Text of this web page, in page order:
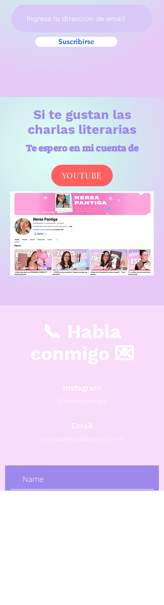
Suscribirse
Si te gustan las
charlas literarias
Te espero en mi cuenta de
YOUTUBE
📞 Habla
conmigo 💌
Instagram
@nereapantiga
Email
nereapantiga@gmail.com